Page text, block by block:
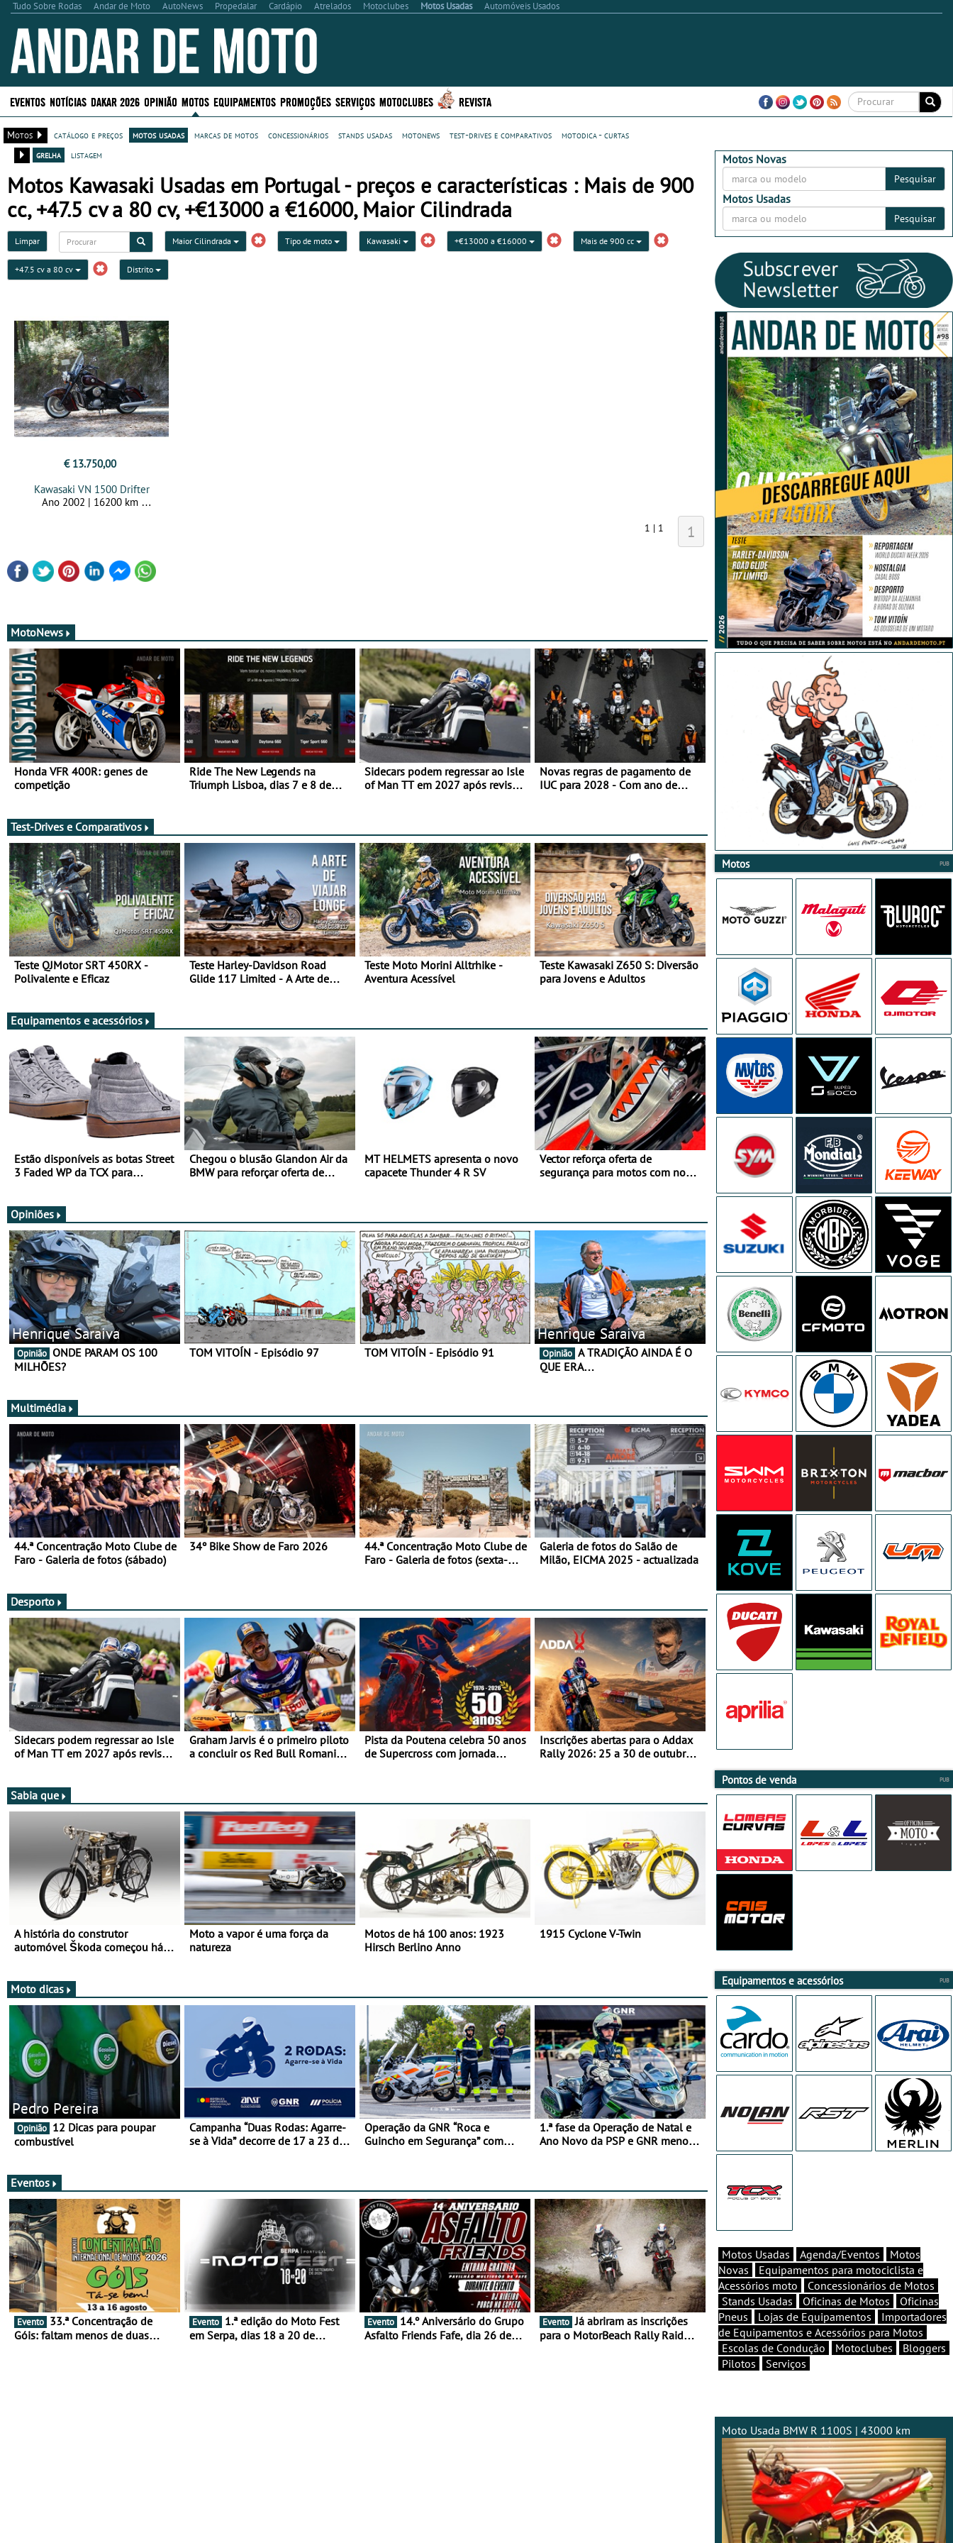
Tudo Sobre Rodas Andar de Moto AutoNews Propedalar Cardápio Atrelados Motoclubes Motos Usadas Automóveis Usados
EVENTOS NOTÍCIAS DAKAR 2026 OPINIÃO MOTOS EQUIPAMENTOS PROMOÇÕES SERVIÇOS MOTOCLUBES REVISTA
Motos catálogo e preços motos usadas marcas de motos concessionários stands usadas motonews test-drives e comparativos
motodica - curtas
grelha
listagem
Motos Kawasaki Usadas em Portugal - preços e características : Mais de 900
cc, +47.5 cv a 80 cv, +€13000 a €16000, Maior Cilindrada
Limpar Maior Cilindrada Tipo de moto Kawasaki +€13000 a €16000 Mais de 900 cc
+47.5 cv a 80 cv Distrito
€ 13.750,00
Kawasaki VN 1500 Drifter
Ano 2002 | 16200 km
1 | 1 1
MotoNews
Honda VFR 400R: genes de
competição
Ride The New Legends na
Triumph Lisboa, dias 7 e 8 de
Sidecars podem regressar ao Isle
of Man TT em 2027 após revisão
Novas regras de pagamento de
IUC para 2028 - Com ano de
Test-Drives e Comparativos
Teste QJMotor SRT 450RX -
Polivalente e Eficaz
Teste Harley-Davidson Road
Glide 117 Limited - A Arte de
Teste Moto Morini Alltrhike -
Aventura Acessível
Teste Kawasaki Z650 S: Diversão
para Jovens e Adultos
Equipamentos e acessórios
Estão disponíveis as botas Street
3 Faded WP da TCX para
Chegou o blusão Glandon Air da
BMW para reforçar oferta de
MT HELMETS apresenta o novo
capacete Thunder 4 R SV
Vector reforça oferta de
segurança para motos com nova
Opiniões
Henrique Saraiva
Opinião
MILHÕES?
TOM VITOÍN - Episódio 97 TOM VITOÍN - Episódio 91
Henrique Saraiva
Opinião
QUE ERA…
Multimédia
44.ª Concentração Moto Clube de
Faro - Galeria de fotos (sábado)
34º Bike Show de Faro 2026
44.ª Concentração Moto Clube de
Faro - Galeria de fotos (sexta-
Galeria de fotos do Salão de
Milão, EICMA 2025 - actualizada
Desporto
Sidecars podem regressar ao Isle
of Man TT em 2027 após revisão
Graham Jarvis é o primeiro piloto
a concluir os Red Bull Romaniacs
Pista da Poutena celebra 50 anos
de Supercross com jornada
Inscrições abertas para o Addax
Rally 2026: 25 a 30 de outubro -
Sabia que
A história do construtor
automóvel Škoda começou há
Moto a vapor é uma força da
natureza
Motos de há 100 anos: 1923
Hirsch Berlino Anno
1915 Cyclone V-Twin
Moto dicas
Pedro Pereira
Opinião
combustível
Campanha “Duas Rodas: Agarre-
se à Vida” decorre de 17 a 23 de
Operação da GNR “Roca e
Guincho em Segurança” com
1.ª fase da Operação de Natal e
Ano Novo da PSP e GNR menos
Eventos
Evento
Góis: faltam menos de duas
Evento
em Serpa, dias 18 a 20 de
Evento
Asfalto Friends Fafe, dia 26 de
Evento Já abriram as inscrições
para o MotorBeach Rally Raid
Motos Novas
Pesquisar
Motos Usadas
Pesquisar
Motos
Pontos de venda
Equipamentos e acessórios
Motos Usadas Agenda/Eventos
Motos
Novas
Equipamentos para motociclista e
Acessórios moto
Concessionários de Motos
Stands Usadas
Oficinas de Motos
Oficinas
Pneus
Lojas de Equipamentos
Importadores
de Equipamentos e Acessórios para Motos
Escolas de Condução
Motoclubes
Bloggers
Pilotos
Serviços
Moto Usada BMW R 1100S | 43000 km